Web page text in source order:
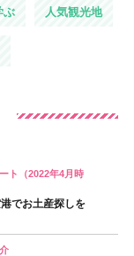
ぶ 人気観光地
ト（2022年4月時
でお土産探しを